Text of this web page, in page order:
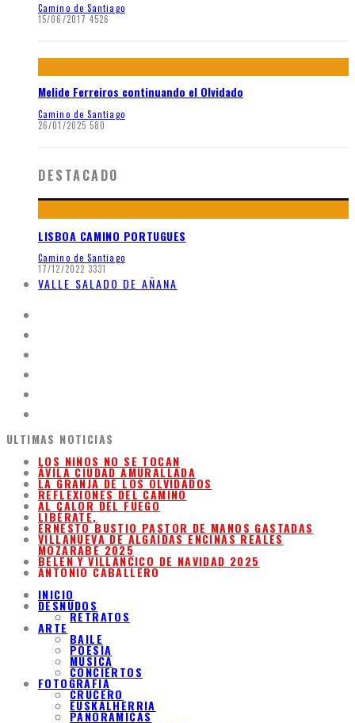
Camino de Santiago
15/06/2017 4526
Melide Ferreiros continuando el Olvidado
Camino de Santiago
26/01/2025 580
DESTACADO
LISBOA CAMINO PORTUGUES
Camino de Santiago
17/12/2022 3331
VALLE SALADO DE AÑANA
ULTIMAS NOTICIAS
LOS NIÑOS NO SE TOCAN
ÁVILA CIUDAD AMURALLADA
LA GRANJA DE LOS OLVIDADOS
REFLEXIONES DEL CAMINO
AL CALOR DEL FUEGO
LIBÉRATE,
ERNESTO BUSTIO PASTOR DE MANOS GASTADAS
VILLANUEVA DE ALGAIDAS ENCINAS REALES
MOZARABE 2025
BELEN Y VILLANCICO DE NAVIDAD 2025
ANTONIO CABALLERO
INICIO
DESNUDOS
RETRATOS
ARTE
BAILE
POESIA
MUSICA
CONCIERTOS
FOTOGRAFIA
CRUCERO
EUSKALHERRIA
PANORAMICAS